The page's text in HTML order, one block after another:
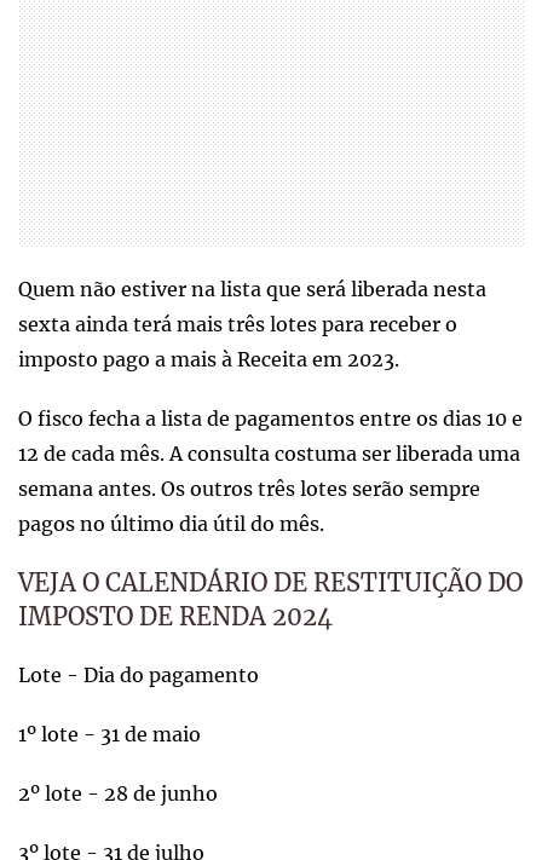
Quem não estiver na lista que será liberada nesta
sexta ainda terá mais três lotes para receber o
imposto pago a mais à Receita em 2023.
O fisco fecha a lista de pagamentos entre os dias 10 e
12 de cada mês. A consulta costuma ser liberada uma
semana antes. Os outros três lotes serão sempre
pagos no último dia útil do mês.
VEJA O CALENDÁRIO DE RESTITUIÇÃO DO
IMPOSTO DE RENDA 2024
Lote - Dia do pagamento
1º lote - 31 de maio
2º lote - 28 de junho
3º lote - 31 de julho